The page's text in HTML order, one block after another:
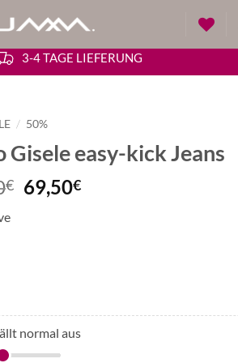
3-4 TAGE LIEFERUNG
/ 50%
Gisele easy-kick Jeans
€ Ursprünglicher
Preis
69,50€Aktueller
normal aus